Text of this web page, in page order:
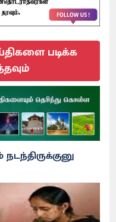
படிக்க